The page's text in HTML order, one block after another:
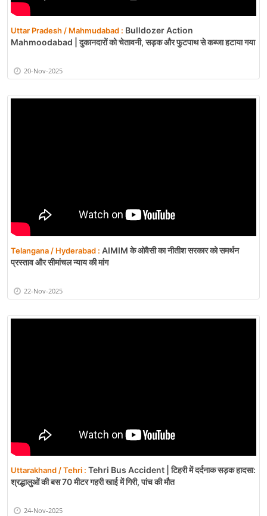
Uttar Pradesh / Mahmudabad : Bulldozer Action
Mahmoodabad | दुकानदारों को चेतावनी, सड़क और फुटपाथ से कब्जा हटाया गया
20-Nov-2025
Telangana / Hyderabad : AIMIM के ओवैसी का नीतीश सरकार को समर्थन
प्रस्ताव और सीमांचल न्याय की मांग
22-Nov-2025
Uttarakhand / Tehri : Tehri Bus Accident | टिहरी में दर्दनाक सड़क हादसा:
श्रद्धालुओं की बस 70 मीटर गहरी खाई में गिरी, पांच की मौत
24-Nov-2025